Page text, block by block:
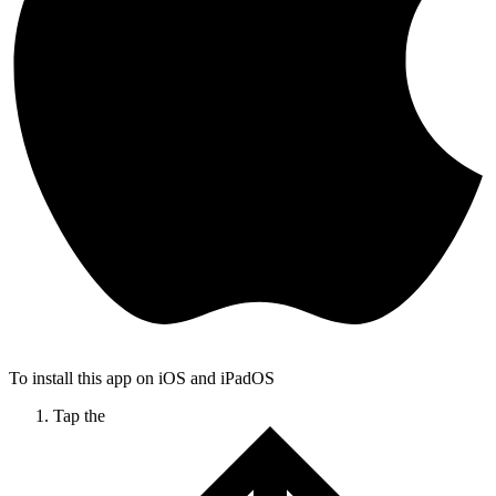
To install this app on iOS and iPadOS
Tap the